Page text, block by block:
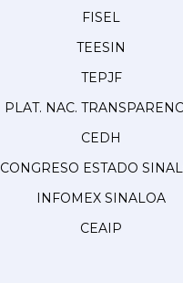
FISEL
TEESIN
TEPJF
PLAT. NAC.
CEDH
CONGRESO ESTADO
INFOMEX SINALOA
CEAIP